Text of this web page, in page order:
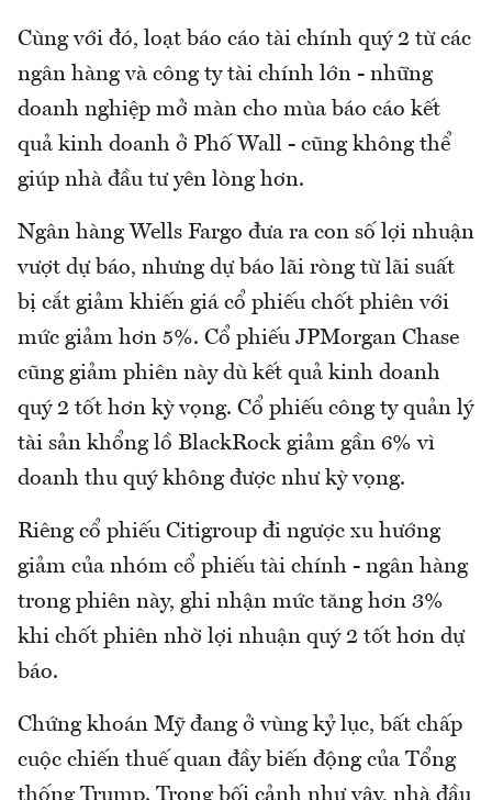
Cùng với đó, loạt báo cáo tài chính quý 2 từ các
ngân hàng và công ty tài chính lớn - những
doanh nghiệp mở màn cho mùa báo cáo kết
quả kinh doanh ở Phố Wall - cũng không thể
giúp nhà đầu tư yên lòng hơn.
Ngân hàng Wells Fargo đưa ra con số lợi nhuận
vượt dự báo, nhưng dự báo lãi ròng từ lãi suất
bị cắt giảm khiến giá cổ phiếu chốt phiên với
mức giảm hơn 5%. Cổ phiếu JPMorgan Chase
cũng giảm phiên này dù kết quả kinh doanh
quý 2 tốt hơn kỳ vọng. Cổ phiếu công ty quản lý
tài sản khổng lồ BlackRock giảm gần 6% vì
doanh thu quý không được như kỳ vọng.
Riêng cổ phiếu Citigroup đi ngược xu hướng
giảm của nhóm cổ phiếu tài chính - ngân hàng
trong phiên này, ghi nhận mức tăng hơn 3%
khi chốt phiên nhờ lợi nhuận quý 2 tốt hơn dự
báo.
Chứng khoán Mỹ đang ở vùng kỷ lục, bất chấp
cuộc chiến thuế quan đầy biến động của Tổng